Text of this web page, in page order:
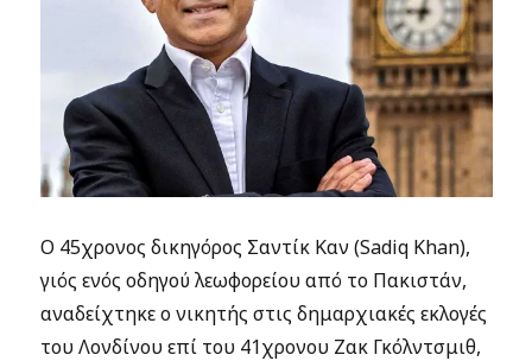
Ο 45χρονος δικηγόρος Σαντίκ Καν (Sadiq Khan),
γιός ενός οδηγού λεωφορείου από το Πακιστάν,
αναδείχτηκε ο νικητής στις δημαρχιακές εκλογές
του Λονδίνου επί του 41χρονου Ζακ Γκόλντσμιθ,